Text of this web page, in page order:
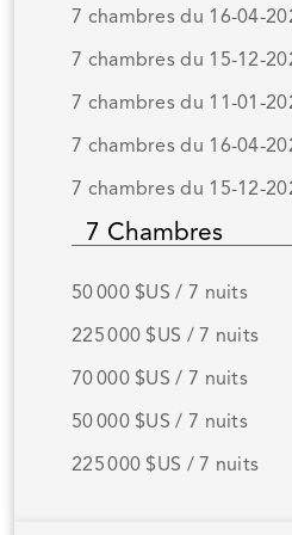
7 chambres du 16-04-
7 chambres du 15-12-
7 chambres du 11-01-
7 chambres du 16-04-
7 chambres du 15-12-
50 000 $US / 7 nuits
225 000 $US / 7 nuits
70 000 $US / 7 nuits
50 000 $US / 7 nuits
225 000 $US / 7 nuits